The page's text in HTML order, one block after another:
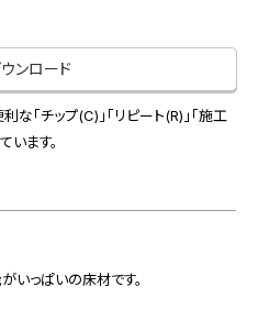
（ビジネスのお客様）
ンロード
「チップ(C)」「リピート(R)」「施工
います。
いっぱいの床材です。